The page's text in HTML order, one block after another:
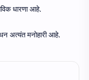
धारणा आहे.
अत्यंत मनोहारी आहे.